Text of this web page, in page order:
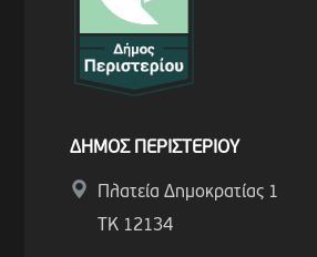
ΔΗΜΟΣ ΠΕΡΙΣΤΕΡΙΟΥ
Πλατεία Δημοκρατίας 1
ΤΚ 12134